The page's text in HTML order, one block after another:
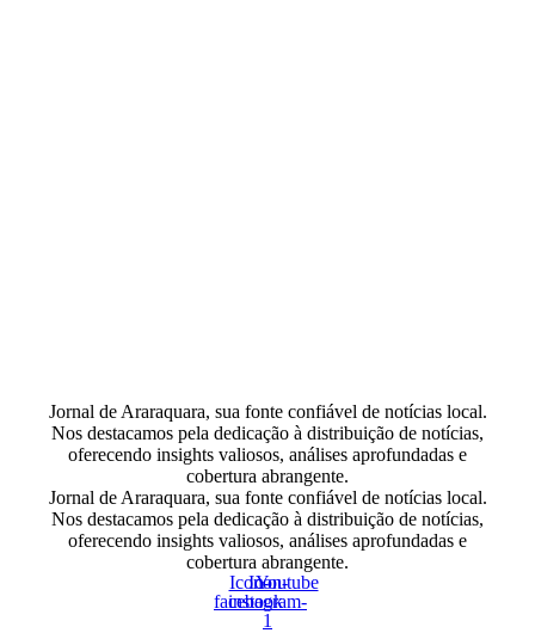
Jornal de Araraquara, sua fonte confiável de notícias local.
Nos destacamos pela dedicação à distribuição de notícias,
oferecendo insights valiosos, análises aprofundadas e
cobertura abrangente.
Jornal de Araraquara, sua fonte confiável de notícias local.
Nos destacamos pela dedicação à distribuição de notícias,
oferecendo insights valiosos, análises aprofundadas e
cobertura abrangente.
Icon-
facebook
Icon-
instagram-
1
Youtube